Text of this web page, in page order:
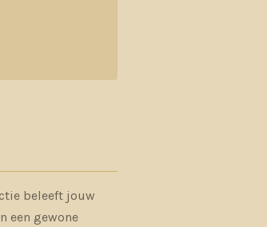
beleeft jouw
een gewone